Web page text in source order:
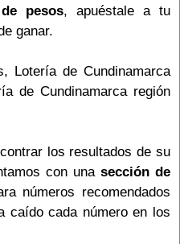
pesos, apuéstale a tu
ganar.
Lotería de Cundinamarca
de Cundinamarca región
los resultados de su
con una sección de
números recomendados
caído cada número en los